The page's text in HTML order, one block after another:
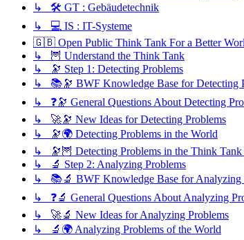
↳ 🛠️ GT : Gebäudetechnik
↳ 💻 IS : IT-Systeme
🇬🇧 Open Public Think Tank For a Better
↳ 🦉 Understand the Think Tank
↳ 🔭 Step 1: Detecting Problems
↳ 📚🔭 BWF Knowledge Base for Detecting
↳ ❓🔭 General Questions About Detecting
↳ 🚀🔭 New Ideas for Detecting Problems
↳ 🔭🌍 Detecting Problems in the World
↳ 🔭🦉 Detecting Problems in the Think Tank
↳ 🔬 Step 2: Analyzing Problems
↳ 📚🔬 BWF Knowledge Base for Analyzing
↳ ❓🔬 General Questions About Analyzing
↳ 🚀🔬 New Ideas for Analyzing Problems
↳ 🔬🌍 Analyzing Problems of the World